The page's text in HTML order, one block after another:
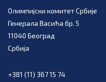
Олимпијски комитет Србије
Генерала Васића бр. 5
11040 Београд
Србија
+381 (11) 367 15 74